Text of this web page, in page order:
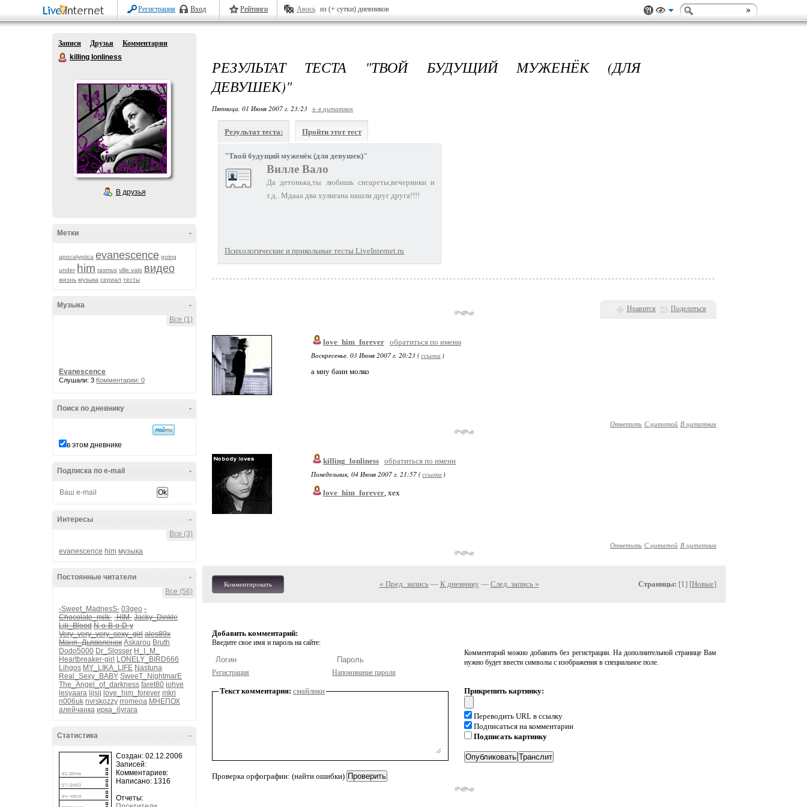
Регистрация Вход Рейтинги Авось из (+ сутки) дневников
Записи Друзья
Комментарии
killing lonliness
В друзья
-
Метки
apocalyptica evanescence going
under him rasmus ville valo видео
жизнь музыка сериал тесты
-
Музыка
Все (1)
Evanescence
Слушали: 3 Комментарии: 0
-
Поиск по дневнику
в этом дневнике
-
Подписка по e-mail
-
Интересы
Все (3)
evanescence him музыка
-
Постоянные читатели
Все (56)
-Sweet_MadnesS- 03geo -
Chocolate_milk- -HIM- Jacky_Dinkle
Lili_Blood N-o-B-o-D-y
Very_very_very_sexy_girl ales89x
Маня_Дьяволенок Askarou Bruth
Dodo5000 Dr_Slosser H_I_M_
Heartbreaker-girl LONELY_BIRD666
Lihgos MY_LIKA_LIFE Nastuna
Real_Sexy_BABY SweeT_NightmarE
The_Angel_of_darkness faret80 iohve
lesyaara lijsij love_him_forever mkri
n006uk nvrskozzy rromeoa МНЕПОХ
алейчанка ирка_бугага
-
Статистика
Создан: 02.12.2006
Записей:
Комментариев:
Написано: 1316
Отчеты:
РЕЗУЛЬТАТ ТЕСТА "ТВОЙ БУДУЩИЙ МУЖЕНЁК (ДЛЯ
ДЕВУШЕК)"
Пятница, 01 Июня 2007 г. 23:23 + в цитатник
Результат теста: Пройти этот тест
"Твой будущий муженёк (для девушек)"
Вилле Вало
Да детонька,ты любишь сигареты,вечеринки и
т.д.. Мдааа два хулигана нашли друг друга!!!!
Психологические и прикольные тесты LiveInternet.ru
Нравится Поделиться
love_him_forever обратиться по имени
Воскресенье, 03 Июня 2007 г. 20:23 (ссылка )
а мну баин молко
Ответить С цитатой В цитатник
killing_lonliness обратиться по имени
Понедельник, 04 Июня 2007 г. 21:57 (ссылка )
love_him_forever, хех
Ответить С цитатой В цитатник
Комментировать « Пред. запись— К дневнику — След. запись » Страницы: [1] [Новые]
Добавить комментарий:
Введите свое имя и пароль на сайте:
Регистрация Напоминание пароля
Комментарий можно добавить без регистрации. На дополнительной странице Вам
нужно будет ввести символы с изображения в специальное поле.
Текст комментария: смайлики
Проверка орфографии: (найти ошибки)
Прикрепить картинку:
Переводить URL в ссылку
Подписаться на комментарии
Подписать картинку